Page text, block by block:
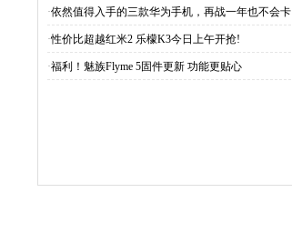
·依然值得入手的三款华为手机，再战一年也不会卡
·性价比超越红米2 乐檬K3今日上午开抢!
·福利！魅族Flyme 5固件更新 功能更贴心